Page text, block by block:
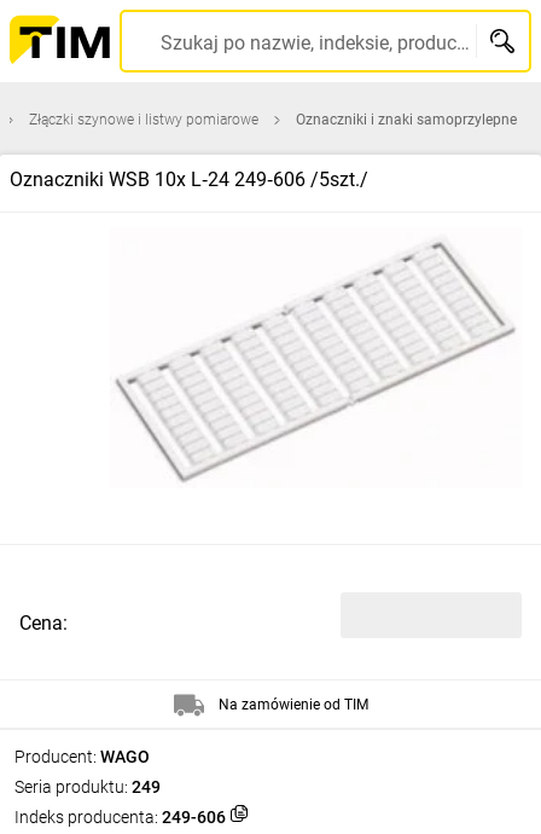
Szukaj po nazwie, indeksie, producencie, kodzie kreskowym...
Złączki szynowe i listwy pomiarowe Oznaczniki i znaki samoprzylepne
Oznaczniki WSB 10x L‑24 249‑606 /5szt./
Producent: WAGO
Seria produktu: 249
Indeks producenta: 249-606
Cena:
Na zamówienie od TIM